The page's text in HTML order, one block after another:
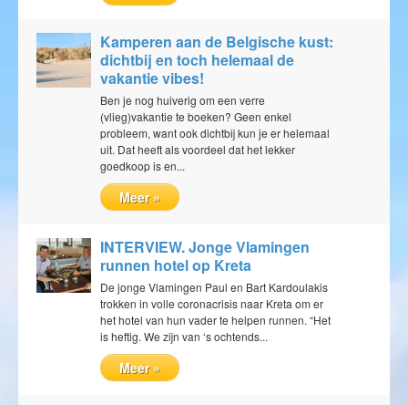
Kamperen aan de Belgische kust:
dichtbij en toch helemaal de
vakantie vibes!
Ben je nog huiverig om een verre
(vlieg)vakantie te boeken? Geen enkel
probleem, want ook dichtbij kun je er helemaal
uit. Dat heeft als voordeel dat het lekker
goedkoop is en...
Meer »
INTERVIEW. Jonge Vlamingen
runnen hotel op Kreta
De jonge Vlamingen Paul en Bart Kardoulakis
trokken in volle coronacrisis naar Kreta om er
het hotel van hun vader te helpen runnen. “Het
is heftig. We zijn van ‘s ochtends...
Meer »